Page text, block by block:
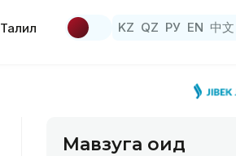
Таҳлил KZ QZ РУ EN 中文
Мавзуга оид